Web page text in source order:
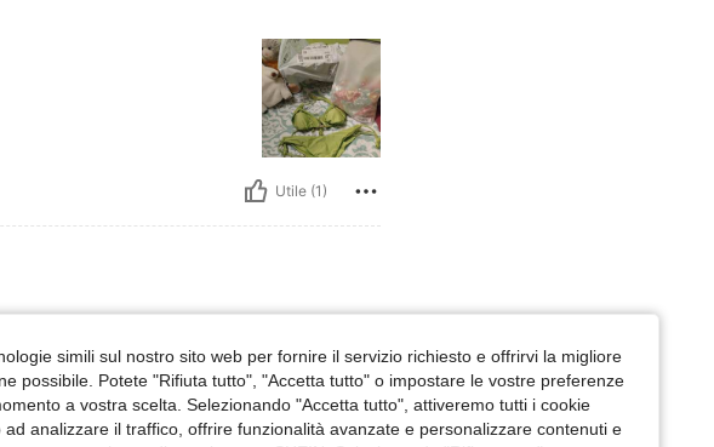
Utile (1)
Triangolo, Colore: nero, Misure: M
possibili ciao
simili sul nostro sito web per fornire il servizio richiesto e offrirvi la migliore
possibile. Potete "Rifiuta tutto", "Accetta tutto" o impostare le vostre preferenze
a vostra scelta. Selezionando "Accetta tutto", attiveremo tutti i cookie
analizzare il traffico, offrire funzionalità avanzate e personalizzare contenuti e